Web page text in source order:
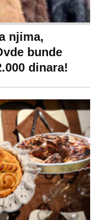
MONDO INC.
Impressum
Kontakt
Politika o kolačićima
Uslovi korišćenja
Politika privatnosti
Privacy policy
Terms of service